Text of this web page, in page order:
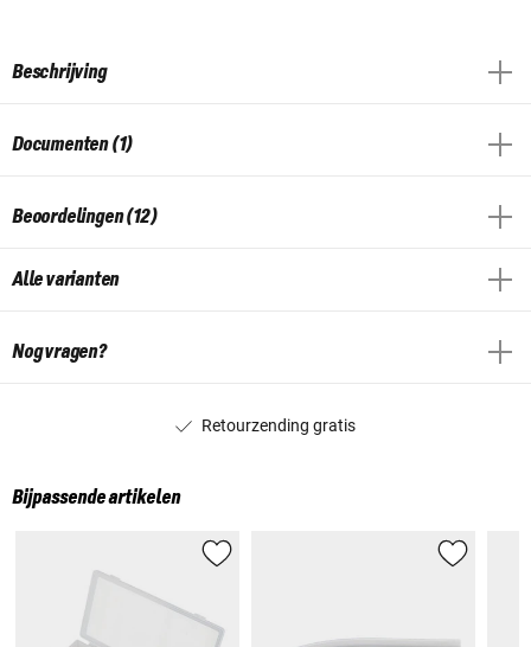
Beschrijving
Documenten (1)
Beoordelingen (12)
Alle varianten
Nog vragen?
Retourzending gratis
Bijpassende artikelen